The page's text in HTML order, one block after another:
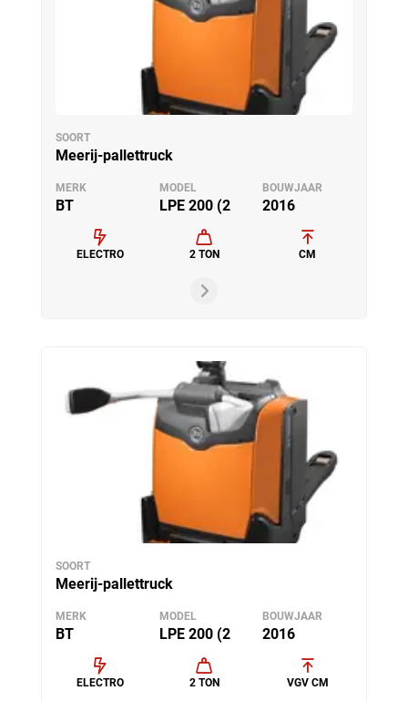
SOORT
Meerij-pallettruck
MERK
BT
MODEL
LPE 200 (2
BOUWJAAR
2016
ELECTRO 2 TON CM
SOORT
Meerij-pallettruck
MERK
BT
MODEL
LPE 200 (2
BOUWJAAR
2016
ELECTRO 2 TON VGV CM